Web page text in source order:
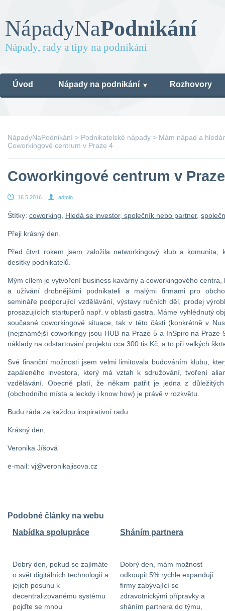
NápadyNaPodnikání
Nápady, rady a tipy na podnikání
Úvod Nápady na podnikání Rozhovory
NápadyNaPodnikání > Podnikatelské nápady > Mám nápad a
Coworkingové centrum v Praze 4
Coworkingové centrum v
16.5.2016 admin
Štítky: coworking Hledá se investor, společník nebo partner,
Přeji krásný den.
Před čtvrt rokem jsem založila networkingový klub a
desítky podnikatelů.
Mým cílem je vytvoření business kavárny a coworkingového
a užívání drobnějšími podnikateli a malými firmami pro
semináře podporující vzdělávání, výstavy ručních děl, prodej
prosazujících startuperů např. v oblasti gastra. Máme vyhlédnutý
současné coworkingové situace, tak v této části (konkrétně v
(nejznámější coworkingy jsou HUB na Praze 5 a InSpiro na
náklady na odstartování projektu cca 300 tis Kč, a to při velkých
Své finanční možnosti jsem velmi limitovala budováním klubu,
zapáleného investora, který má vztah k sdružování, tvoření
vzdělávání. Obecně platí, že někam patřit je jedna z
(obchodního místa a leckdy i know how) je právě v rozkvětu.
Budu ráda za každou inspirativní radu.
Krásný den,
Veronika Jíšová
e-mail: vj@veronikajisova.cz
Podobné články na webu
Nabídka spolupráce
Dobrý den, pokud se zajímáte
o svět digitálních technologií a
jejich posunu k
decentralizovanému systému
pojďte se mnou
Sháním partnera
Dobrý den, mám možnost
odkoupit 5% rychle expandují
firmy zabývající se
zdravotnickými přípravky a
sháním partnera do týmu,